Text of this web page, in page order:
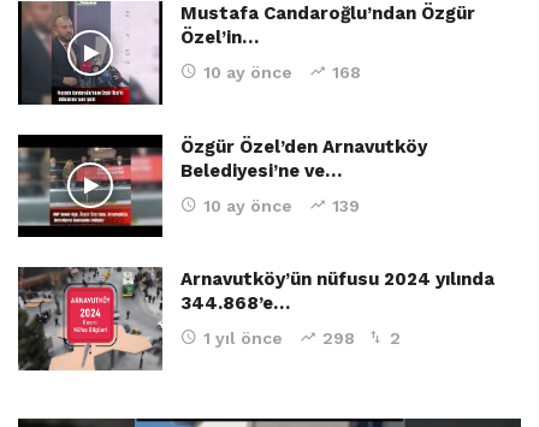
Mustafa Candaroğlu’ndan Özgür
Özel’in…
10 ay önce 168
Özgür Özel’den Arnavutköy
Belediyesi’ne ve…
10 ay önce 139
Arnavutköy’ün nüfusu 2024 yılında
344.868’e…
1 yıl önce 298 2